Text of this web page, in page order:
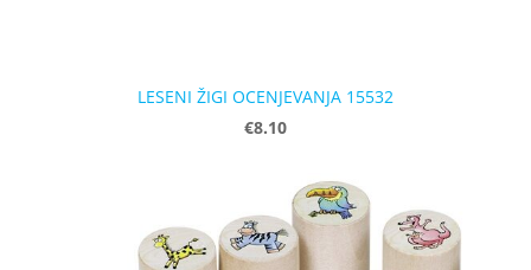
LESENI ŽIGI OCENJEVANJA 15532
€8.10